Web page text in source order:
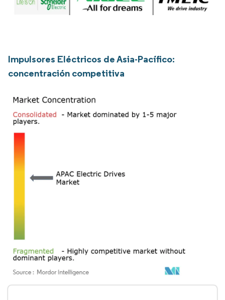
Impulsores Eléctricos de Asia-Pacífico:
concentración competitiva